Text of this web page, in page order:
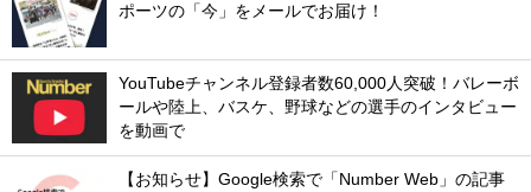
ポーツの「今」をメールでお届け！
YouTubeチャンネル登録者数60,000人突破！バレーボ
ールや陸上、バスケ、野球などの選手のインタビュー
を動画で
【お知らせ】Google検索で「Number Web」の記事